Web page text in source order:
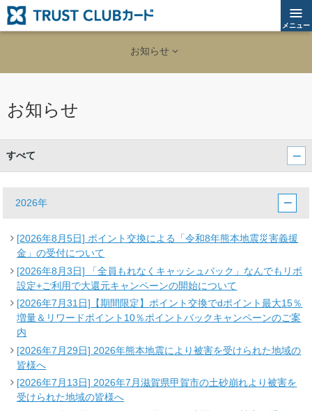
メニュー
お知らせ
お知らせ
すべて
2026年
[2026年8月5日] ポイント交換による「令和8年熊本地震災害義援
金」の受付について
[2026年8月3日] 「全員もれなくキャッシュバック」なんでもリボ
設定+ご利用で大還元キャンペーンの開始について
[2026年7月31日]【期間限定】ポイント交換でdポイント最大15％
増量＆リワードポイント10％ポイントバックキャンペーンのご案
内
[2026年7月29日] 2026年熊本地震により被害を受けられた地域の
皆様へ
[2026年7月13日] 2026年7月滋賀県甲賀市の土砂崩れより被害を
受けられた地域の皆様へ